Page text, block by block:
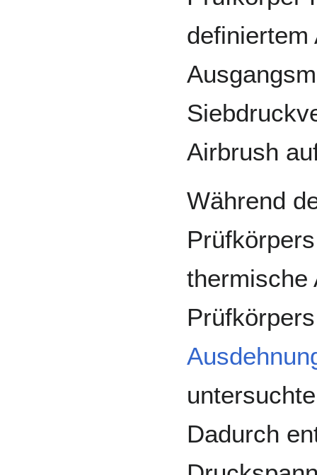
definiertem
Airbrush
Während
thermische
Dadurch